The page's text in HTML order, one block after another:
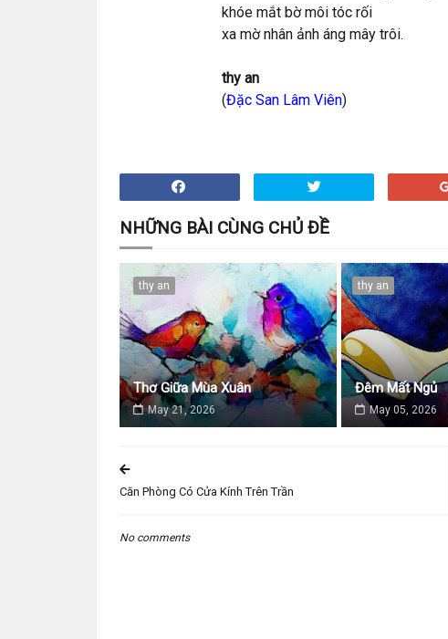
khóe mắt bờ môi tóc rối
xa mờ nhân ảnh áng mây trôi.
thy an
(Đặc San Lâm Viên)
NHỮNG BÀI CÙNG CHỦ ĐỀ
thy an
Thơ Giữa Mùa Xuân
May 21, 2026
thy an
Đêm Mất Ngủ
May 05, 2026
Căn Phòng Có Cửa Kính Trên Trần
No comments